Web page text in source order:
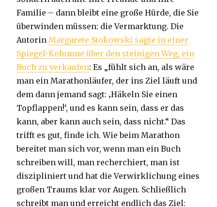
Familie – dann bleibt eine große Hürde, die Sie
überwinden müssen: die Vermarktung. Die
AutorinMargarete Stokowski sagte in einer
Spiegel-Kolumne über den steinigen Weg, ein
Buch zu verkaufen: Es „fühlt sich an, als wäre
man ein Marathonläufer, der ins Ziel läuft und
dem dann jemand sagt: ‚Häkeln Sie einen
Topflappen!‘, und es kann sein, dass er das
kann, aber kann auch sein, dass nicht.“ Das
trifft es gut, finde ich. Wie beim Marathon
bereitet man sich vor, wenn man ein Buch
schreiben will, man recherchiert, man ist
diszipliniert und hat die Verwirklichung eines
großen Traums klar vor Augen. Schließlich
schreibt man und erreicht endlich das Ziel: